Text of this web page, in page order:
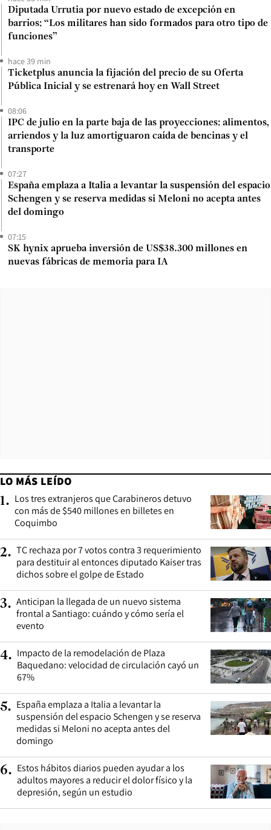
Diputada Urrutia por nuevo estado de excepción en
barrios: “Los militares han sido formados para otro tipo de
funciones”
hace 39 min
Ticketplus anuncia la fijación del precio de su Oferta
Pública Inicial y se estrenará hoy en Wall Street
08:06
IPC de julio en la parte baja de las proyecciones: alimentos,
arriendos y la luz amortiguaron caída de bencinas y el
transporte
07:27
España emplaza a Italia a levantar la suspensión del espacio
Schengen y se reserva medidas si Meloni no acepta antes
del domingo
07:15
SK hynix aprueba inversión de US$38.300 millones en
nuevas fábricas de memoria para IA
LO MÁS LEÍDO
1. Los tres extranjeros que Carabineros detuvo
con más de $540 millones en billetes en
Coquimbo
2. TC rechaza por 7 votos contra 3 requerimiento
para destituir al entonces diputado Kaiser tras
dichos sobre el golpe de Estado
3. Anticipan la llegada de un nuevo sistema
frontal a Santiago: cuándo y cómo sería el
evento
4. Impacto de la remodelación de Plaza
Baquedano: velocidad de circulación cayó un
67%
5. España emplaza a Italia a levantar la
suspensión del espacio Schengen y se reserva
medidas si Meloni no acepta antes del
domingo
6. Estos hábitos diarios pueden ayudar a los
adultos mayores a reducir el dolor físico y la
depresión, según un estudio